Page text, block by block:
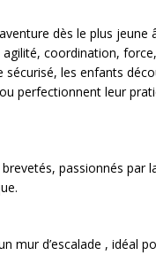
dès le plus jeune
agilité, coordination, force,
les enfants
perfectionnent leur
passionnés par
mur d’escalade , idéal